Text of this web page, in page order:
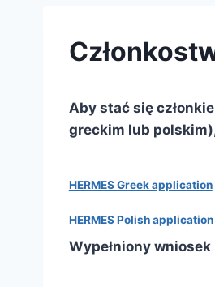
Aby stać się
greckim lub
HERMES Greek application
HERMES Polish application
Wypełniony